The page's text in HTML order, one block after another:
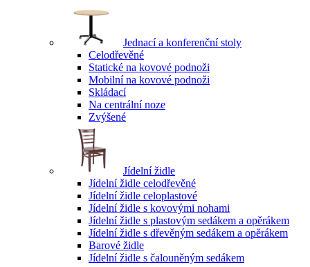
Jednací a konferenční stoly
Celodřevěné
Statické na kovové podnoži
Mobilní na kovové podnoži
Skládací
Na centrální noze
Zvýšené
Jídelní židle
Jídelní židle celodřevěné
Jídelní židle celoplastové
Jídelní židle s kovovými nohami
Jídelní židle s plastovým sedákem a opěrákem
Jídelní židle s dřevěným sedákem a opěrákem
Barové židle
Jídelní židle s čalouněným sedákem